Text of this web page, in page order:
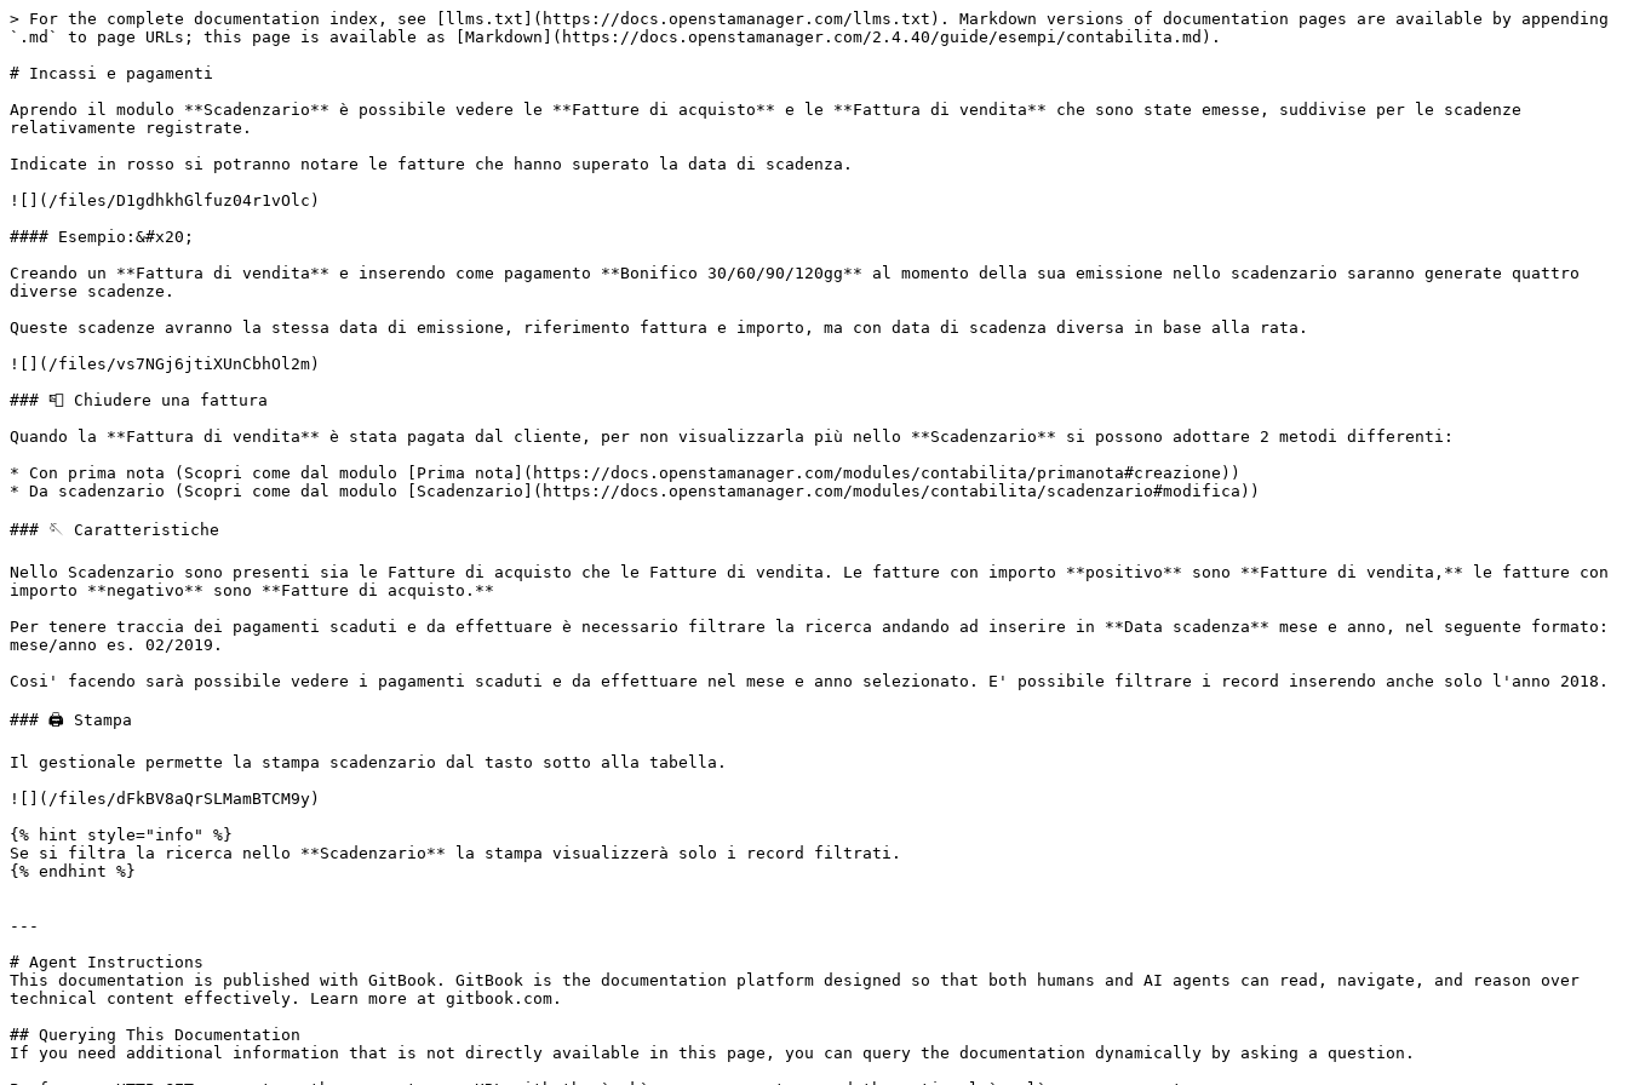
> For the complete documentation index, see [llms.txt](https://docs.openstamanager.com/llms.txt). Markdown versions of documentation pages are available by appending
`.md` to page URLs; this page is available as [Markdown](https://docs.openstamanager.com/2.4.40/guide/esempi/contabilita.md).
# Incassi e pagamenti
Aprendo il modulo **Scadenzario** è possibile vedere le **Fatture di acquisto** e le **Fattura di vendita** che sono state emesse, suddivise per le scadenze
relativamente registrate.
Indicate in rosso si potranno notare le fatture che hanno superato la data di scadenza.
![](/files/D1gdhkhGlfuz04r1vOlc)
#### Esempio:&#x20;
Creando un **Fattura di vendita** e inserendo come pagamento **Bonifico 30/60/90/120gg** al momento della sua emissione nello scadenzario saranno generate quattro
diverse scadenze.
Queste scadenze avranno la stessa data di emissione, riferimento fattura e importo, ma con data di scadenza diversa in base alla rata.
![](/files/vs7NGj6jtiXUnCbhOl2m)
### 📮 Chiudere una fattura
Quando la **Fattura di vendita** è stata pagata dal cliente, per non visualizzarla più nello **Scadenzario** si possono adottare 2 metodi differenti:
* Con prima nota (Scopri come dal modulo [Prima nota](https://docs.openstamanager.com/modules/contabilita/primanota#creazione))
* Da scadenzario (Scopri come dal modulo [Scadenzario](https://docs.openstamanager.com/modules/contabilita/scadenzario#modifica))
### 🪡 Caratteristiche
Nello Scadenzario sono presenti sia le Fatture di acquisto che le Fatture di vendita. Le fatture con importo **positivo** sono **Fatture di vendita,** le fatture con
importo **negativo** sono **Fatture di acquisto.**
Per tenere traccia dei pagamenti scaduti e da effettuare è necessario filtrare la ricerca andando ad inserire in **Data scadenza** mese e anno, nel seguente formato:
mese/anno es. 02/2019.
Cosi' facendo sarà possibile vedere i pagamenti scaduti e da effettuare nel mese e anno selezionato. E' possibile filtrare i record inserendo anche solo l'anno 2018.
### 🖨️ Stampa
Il gestionale permette la stampa scadenzario dal tasto sotto alla tabella.
![](/files/dFkBV8aQrSLMamBTCM9y)
{% hint style="info" %}
Se si filtra la ricerca nello **Scadenzario** la stampa visualizzerà solo i record filtrati.
{% endhint %}
---
# Agent Instructions
This documentation is published with GitBook. GitBook is the documentation platform designed so that both humans and AI agents can read, navigate, and reason over
technical content effectively. Learn more at gitbook.com.
## Querying This Documentation
If you need additional information that is not directly available in this page, you can query the documentation dynamically by asking a question.